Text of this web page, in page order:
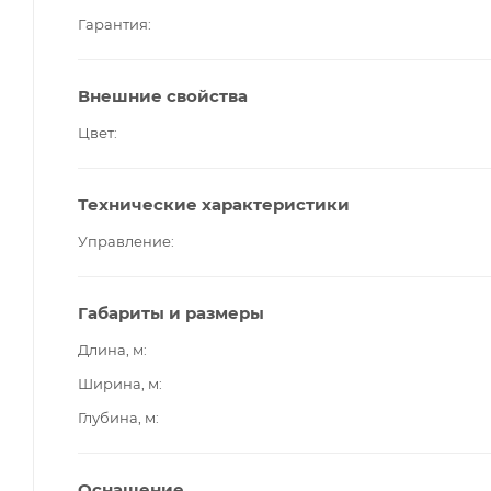
Гарантия
Внешние свойства
Цвет
Технические характеристики
Управление
Габариты и размеры
Длина, м
Ширина, м
Глубина, м